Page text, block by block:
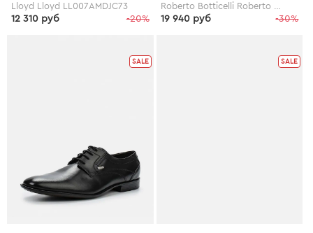
Lloyd Lloyd LL007AMDJC73
-20%
12 310 руб -30%
19 940 руб
SALE SALE